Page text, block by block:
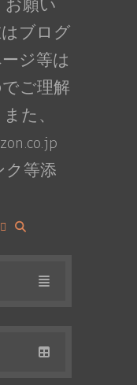
お願い
ブログ
ジ等は
ご理解
た、
ク等添